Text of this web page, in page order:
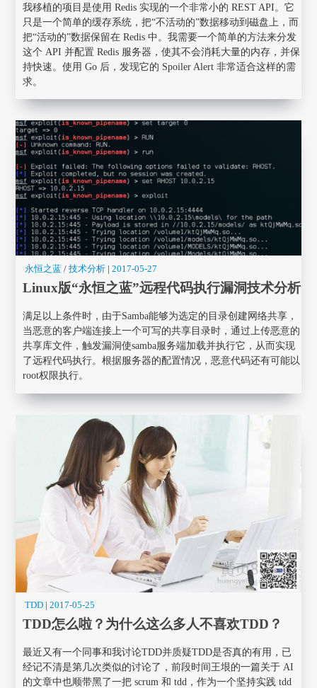
我移植的项目是使用 Redis 实现的一个非常小的 REST API。它
只是一个简单的缓存系统，把“不活动的”数据移动到磁盘上，而
把“活动的”数据保留在 Redis 中。我需要一个简单的方法来分发
这个 API 并配置 Redis 服务器，使其不会消耗大量的内存，并保
持快速。使用 Go 后，发现它的 Spoiler Alert 非常适合这样的需
求。
永恒之蓝 / 技术分析 |2017-05-27
Linux版“永恒之蓝”远程代码执行漏洞技术分析
满足以上条件时，由于Samba能够为选定的目录创建网络共享，
当恶意的客户端连接上一个可写的共享目录时，通过上传恶意的
共享库文件，触发漏洞使samba服务端加载并执行它，从而实现
了远程代码执行。根据服务器的配置情况，恶意代码还有可能以
root权限执行。
TDD |2017-05-25
TDD怎么啦？为什么这么多人不喜欢TDD？
最近又有一个同事和我讨论TDD并质疑TDD是否真的有用，已
经记不清是第几次类似的讨论了，前段时间王垠的一篇关于 AI
的文章中也顺带黑了一把 scrum 和 tdd，作为一个坚持实践 tdd